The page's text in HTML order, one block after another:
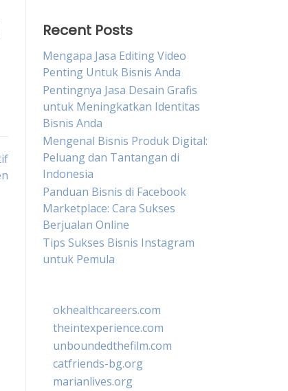
Recent Posts
Mengapa Jasa Editing Video
Penting Untuk Bisnis Anda
Pentingnya Jasa Desain Grafis
untuk Meningkatkan Identitas
Bisnis Anda
Mengenal Bisnis Produk Digital:
Peluang dan Tantangan di
Indonesia
Panduan Bisnis di Facebook
Marketplace: Cara Sukses
Berjualan Online
Tips Sukses Bisnis Instagram
untuk Pemula
okhealthcareers.com
theintexperience.com
unboundedthefilm.com
catfriends-bg.org
marianlives.org